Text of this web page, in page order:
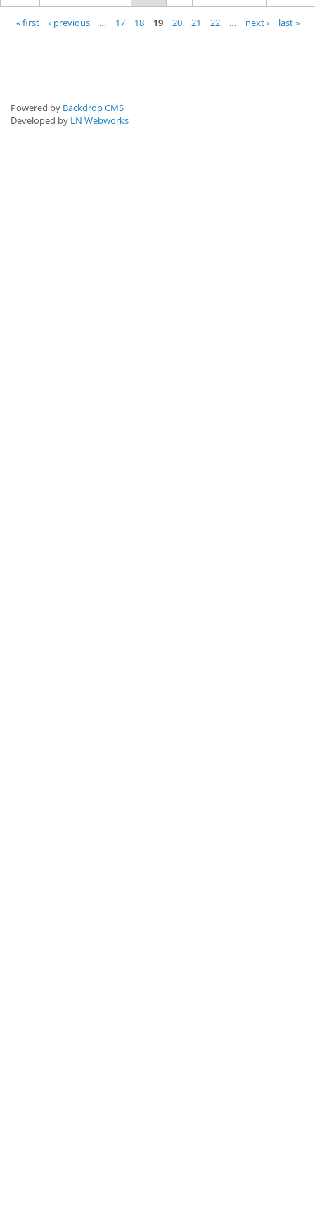
Pages
« first ‹ previous … 17 18 19 20 21 22 … next › last »
Powered by Backdrop CMS
Developed by LN Webworks